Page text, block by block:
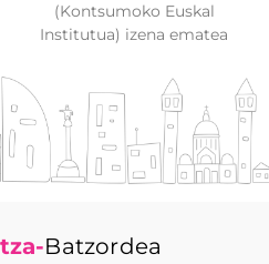
(Kontsumoko Euskal
Institutua) izena ematea
Batzordea